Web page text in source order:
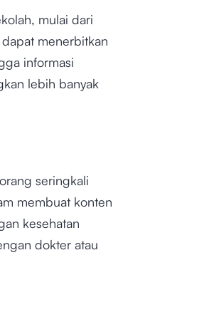
mulai dari
menerbitkan
informasi
lebih banyak
seringkali
membuat konten
kesehatan
dokter atau